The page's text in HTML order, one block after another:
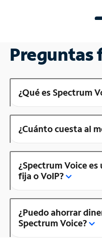
Preguntas
¿Qué es Spectrum
¿Cuánto cuesta al
¿Spectrum Voice
fija o VoIP?
¿Puedo ahorrar
Spectrum Voice?